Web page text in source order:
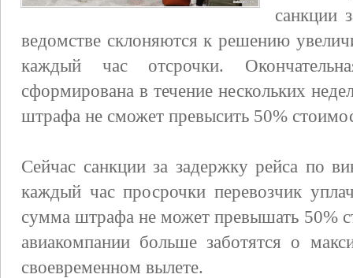
санкции
ведомстве склоняются к решению
каждый час отсрочки.
сформирована в течение нескольких
штрафа не сможет превысить 50%
Сейчас санкции за задержку рейса по
каждый час просрочки перевозчик
сумма штрафа не может превышать 50%
авиакомпании больше заботятся о
своевременном вылете.